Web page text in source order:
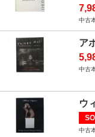
中古
ア
中古
ウ
中古